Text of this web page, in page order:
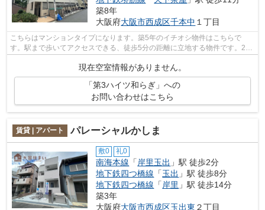
築8年
大阪府大阪市西成区千本中 １丁目
こちらはマンションタイプになります。築5年のイチオシ物件はこちらで
す。駅まで歩いてアクセスできる、徒歩5分の距離に立地する物件です。2駅
利用可物件なので、よく電車を利用する方...
現在空室情報がありません。
「第3ハイツ和らぎ」への
お問い合わせはこちら
賃貸 | アパート パレーシャルかしま
敷0 礼0
南海本線 「岸里玉出 」駅 徒歩2分
地下鉄四つ橋線 「玉出 」駅 徒歩8分
地下鉄四つ橋線 「岸里 」駅 徒歩14分
築3年
大阪府大阪市西成区玉出東 ２丁目